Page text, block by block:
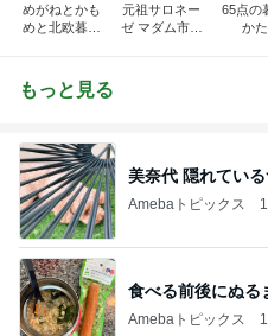
めがねとかも
めと北欧暮ら
元祖サロネー
ゼ マダム市川
65点の
かた
もっと見る
美奈代 隠れてい
Amebaトピックス
食べる前後にぬる
Amebaトピックス